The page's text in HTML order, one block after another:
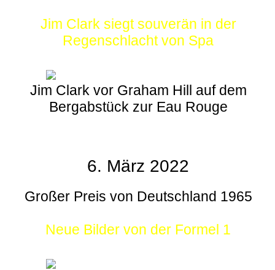
Jim Clark siegt souverän in der
Regenschlacht von Spa
Jim Clark vor Graham Hill auf dem
Bergabstück zur Eau Rouge
6. März 2022
Großer Preis von Deutschland 1965
Neue Bilder von der Formel 1